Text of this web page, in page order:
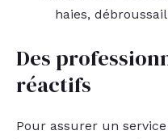
haies,
Des
réactifs
Pour assurer un